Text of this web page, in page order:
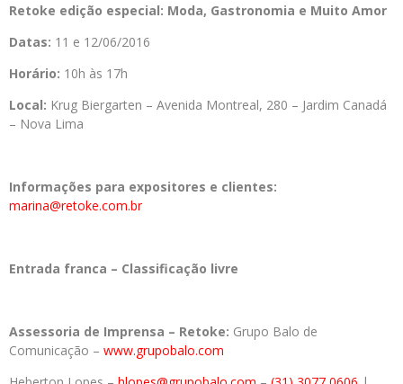
Retoke edição especial: Moda, Gastronomia e Muito Amor
Datas: 11 e 12/06/2016
Horário: 10h às 17h
Local: Krug Biergarten – Avenida Montreal, 280 – Jardim Canadá
– Nova Lima
Informações para expositores e clientes:
marina@retoke.com.br
Entrada franca – Classificação livre
Assessoria de Imprensa – Retoke: Grupo Balo de
Comunicação – www.grupobalo.com